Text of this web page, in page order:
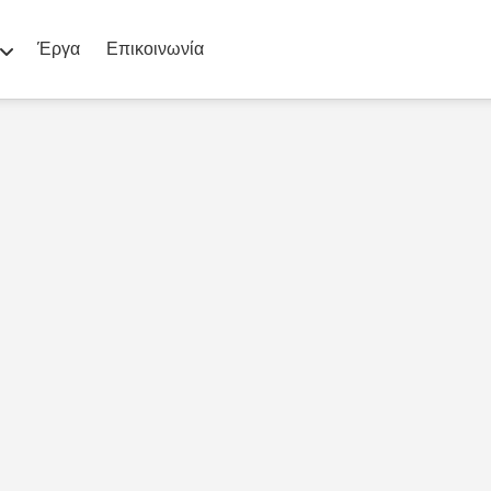
Έργα Επικοινωνία